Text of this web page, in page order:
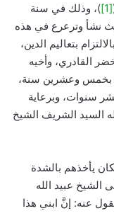
[1]
)، وذلك في سنة
1944 للميلاد، حيث نشأ وترعرع في هذه
بتعاليم الدين،
القادري، وأخيه
بخمس وعشرين سنة،
سنوات، وبرعاية
السيد الشريف الشيخ
يأخذهم بالشدة
الشيخ عبيد الله
عنه: إنَّ ابني هذا